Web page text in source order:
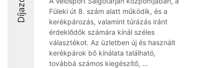
Füleki út 8. szám alatt működik, és a
kerékpározás, valamint túrázás iránt
érdeklődők számára kínál széles
választékot. Az üzletben új és használt
kerékpárok bő kínálata található,
továbbá számos kiegészítő, ...